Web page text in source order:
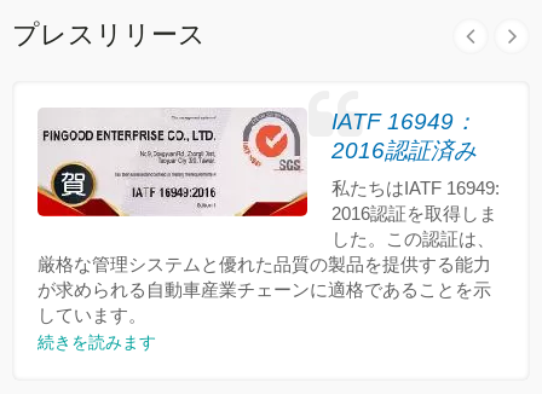
プレスリリース
IATF 16949：
2016認証済み
私たちはIATF 16949:
2016認証を取得しま
した。この認証は、
厳格な管理システムと優れた品質の製品を提供する能力
が求められる自動車産業チェーンに適格であることを示
しています。
続きを読みます